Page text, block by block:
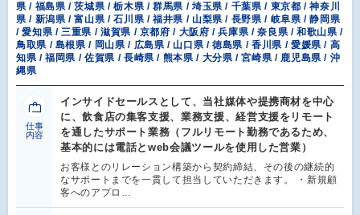
県 / 福島県 / 茨城県 / 栃木県 / 群馬県 / 埼玉県 / 千葉県 / 東京都 / 神奈川
県 / 新潟県 / 富山県 / 石川県 / 福井県 / 山梨県 / 長野県 / 岐阜県 / 静岡県
/ 愛知県 / 三重県 / 滋賀県 / 京都府 / 大阪府 / 兵庫県 / 奈良県 / 和歌山県 /
鳥取県 / 島根県 / 岡山県 / 広島県 / 山口県 / 徳島県 / 香川県 / 愛媛県 / 高
知県 / 福岡県 / 佐賀県 / 長崎県 / 熊本県 / 大分県 / 宮崎県 / 鹿児島県 / 沖
縄県
仕事
内容
インサイドセールスとして、当社媒体や提携商材を中心
に、飲食店の集客支援、業務支援、経営支援をリモート
を通したサポート業務（フルリモート勤務であるため、
基本的には電話とweb会議ツールを使用した営業）
お客様とのリレーション構築から契約締結、その後の継続的
なサポートまでを一貫して担当していただきます。 ・新規顧
客へのアプロ…